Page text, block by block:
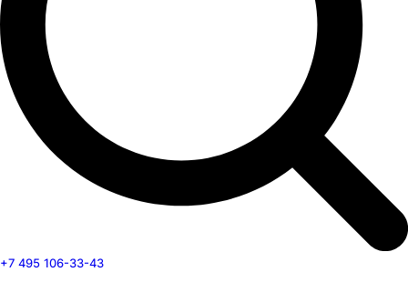
+7 495 106-33-43